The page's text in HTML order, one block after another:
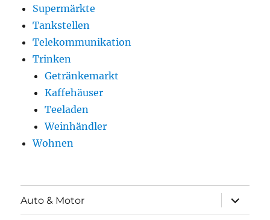
Supermärkte
Tankstellen
Telekommunikation
Trinken
Getränkemarkt
Kaffehäuser
Teeladen
Weinhändler
Wohnen
Auto & Motor
öffnen